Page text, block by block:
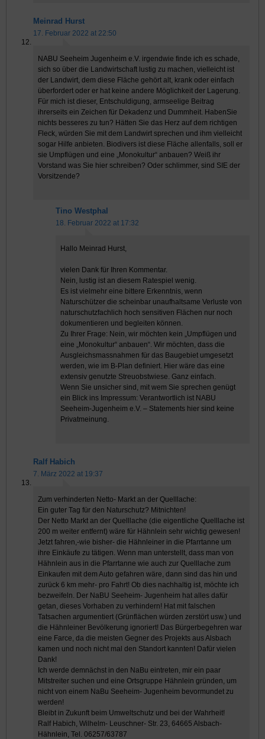
Meinrad Hurst
17. Februar 2022 at 22:50
NABU Seeheim Jugenheim e.V. irgendwie finde ich es schade,
sich so über die Landwirtschaft lustig zu machen, vielleicht ist
der Landwirt, dem diese Fläche gehört alt, krank oder einfach
überfordert oder er hat keine andere Möglichkeit der Lagerung.
Für mich ist dieser, Entschuldigung, armseelige Beitrag
ihrerseits ein Zeichen für Dekadenz und Dummheit. HabenSie
nichts besseres zu tun? Hätten Sie das Herz auf dem richtigen
Fleck, würden Sie mit dem Landwirt sprechen und ihm vielleicht
sogar Hilfe anbieten. Biodivers ist diese Fläche allenfalls, soll er
sie Umpflügen und eine „Monokultur“ anbauen? Weiß ihr
Vorstand was Sie hier schreiben? Oder schlimmer, sind SIE der
Vorsitzende?
Tino Westphal
18. Februar 2022 at 17:32
Hallo Meinrad Hurst,
vielen Dank für Ihren Kommentar.
Nein, lustig ist an diesem Ratespiel wenig.
Es ist vielmehr eine bittere Erkenntnis, wenn
Naturschützer die scheinbar unaufhaltsame Verluste von
naturschutzfachlich hoch sensitiven Flächen nur noch
dokumentieren und begleiten können.
Zu Ihrer Frage: Nein, wir möchten kein „Umpflügen und
eine „Monokultur“ anbauen“. Wir möchten, dass die
Ausgleichsmassnahmen für das Baugebiet umgesetzt
werden, wie im B-Plan definiert. Hier wäre das eine
extensiv genutzte Streuobstwiese. Ganz einfach.
Wenn Sie unsicher sind, mit wem Sie sprechen genügt
ein Blick ins Impressum: Verantwortlich ist NABU
Seeheim-Jugenheim e.V. – Statements hier sind keine
Privatmeinung.
Ralf Habich
7. März 2022 at 19:37
Zum verhinderten Netto- Markt an der Quelllache:
Ein guter Tag für den Naturschutz? Mitnichten!
Der Netto Markt an der Quelllache (die eigentliche Quelllache ist
200 m weiter entfernt) wäre für Hähnlein sehr wichtig gewesen!
Jetzt fahren,-wie bisher- die Hähnleiner in die Pfarrtanne um
ihre Einkäufe zu tätigen. Wenn man unterstellt, dass man von
Hähnlein aus in die Pfarrtanne wie auch zur Quelllache zum
Einkaufen mit dem Auto gefahren wäre, dann sind das hin und
zurück 6 km mehr- pro Fahrt! Ob dies nachhaltig ist, möchte ich
bezweifeln. Der NaBU Seeheim- Jugenheim hat alles dafür
getan, dieses Vorhaben zu verhindern! Hat mit falschen
Tatsachen argumentiert (Grünflächen würden zerstört usw.) und
die Hähnleiner Bevölkerung ignoriert! Das Bürgerbegehren war
eine Farce, da die meisten Gegner des Projekts aus Alsbach
kamen und noch nicht mal den Standort kannten! Dafür vielen
Dank!
Ich werde demnächst in den NaBu eintreten, mir ein paar
Mitstreiter suchen und eine Ortsgruppe Hähnlein gründen, um
nicht von einem NaBu Seeheim- Jugenheim bevormundet zu
werden!
Bleibt in Zukunft beim Umweltschutz und bei der Wahrheit!
Ralf Habich, Wilhelm- Leuschner- Str. 23, 64665 Alsbach-
Hähnlein, Tel. 06257/63787